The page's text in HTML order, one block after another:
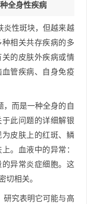
全身性疾病
炎性斑块，但越来越
相关共存疾病的多
的皮肤外疾病或情
管疾病、自身免疫
，而是一种全身的自
此问题的详细解银
皮肤上的红斑、鳞
。血液中的异常：
异常炎症细胞。这
切相关。
研究表明它可能与高